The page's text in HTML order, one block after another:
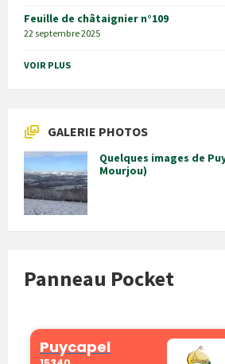
Feuille de châtaignier n°109
22 septembre 2025
VOIR PLUS
GALERIE PHOTOS
Quelques images de
Mourjou)
Panneau Pocket